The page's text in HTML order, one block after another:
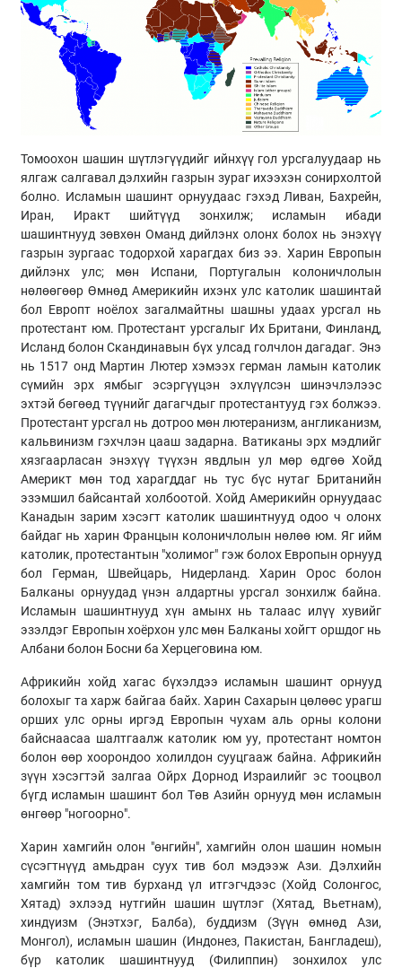
Томоохон шашин шүтлэгүүдийг ийнхүү гол урсгалуудаар нь
ялгаж салгавал дэлхийн газрын зураг ихээхэн сонирхолтой
болно. Исламын шашинт орнуудаас гэхэд Ливан, Бахрейн,
Иран, Иракт шийтүүд зонхилж; исламын ибади
шашинтнууд зөвхөн Оманд дийлэнх олонх болох нь энэхүү
газрын зургаас тодорхой харагдах биз ээ. Харин Европын
дийлэнх улс; мөн Испани, Португалын колоничлолын
нөлөөгөөр Өмнөд Америкийн ихэнх улс католик шашинтай
бол Европт ноёлох загалмайтны шашны удаах урсгал нь
протестант юм. Протестант урсгалыг Их Британи, Финланд,
Исланд болон Скандинавын бүх улсад голчлон дагадаг. Энэ
нь 1517 онд Мартин Лютер хэмээх герман ламын католик
сүмийн эрх ямбыг эсэргүүцэн эхлүүлсэн шинэчлэлээс
эхтэй бөгөөд түүнийг дагагчдыг протестантууд гэх болжээ.
Протестант урсгал нь дотроо мөн лютеранизм, англиканизм,
кальвинизм гэхчлэн цааш задарна. Ватиканы эрх мэдлийг
хязгаарласан энэхүү түүхэн явдлын ул мөр өдгөө Хойд
Америкт мөн тод харагддаг нь тус бүс нутаг Британийн
эзэмшил байсантай холбоотой. Хойд Америкийн орнуудаас
Канадын зарим хэсэгт католик шашинтнууд одоо ч олонх
байдаг нь харин Францын колоничлолын нөлөө юм. Яг ийм
католик, протестантын "холимог" гэж болох Европын орнууд
бол Герман, Швейцарь, Нидерланд. Харин Орос болон
Балканы орнуудад үнэн алдартны урсгал зонхилж байна.
Исламын шашинтнууд хүн амынх нь талаас илүү хувийг
эзэлдэг Европын хоёрхон улс мөн Балканы хойгт оршдог нь
Албани болон Босни ба Херцеговина юм.
Африкийн хойд хагас бүхэлдээ исламын шашинт орнууд
болохыг та харж байгаа байх. Харин Сахарын цөлөөс урагш
орших улс орны иргэд Европын чухам аль орны колони
байснаасаа шалтгаалж католик юм уу, протестант номтон
болон өөр хоорондоо холилдон сууцгааж байна. Африкийн
зүүн хэсэгтэй залгаа Ойрх Дорнод Израилийг эс тооцвол
бүгд исламын шашинт бол Төв Азийн орнууд мөн исламын
өнгөөр "ногоорно".
Харин хамгийн олон "өнгийн", хамгийн олон шашин номын
сүсэгтнүүд амьдран суух тив бол мэдээж Ази. Дэлхийн
хамгийн том тив бурханд үл итгэгчдээс (Хойд Солонгос,
Хятад) эхлээд нутгийн шашин шүтлэг (Хятад, Вьетнам),
хиндүизм (Энэтхэг, Балба), буддизм (Зүүн өмнөд Ази,
Монгол), исламын шашин (Индонез, Пакистан, Бангладеш),
бүр католик шашинтнууд (Филиппин) зонхилох улс